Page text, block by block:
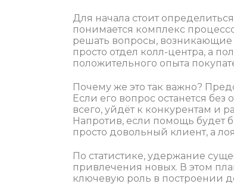
Для начала стоит
понимается комплекс
решать вопросы, возникающие
просто отдел колл-центра, а
положительного опыта
Почему же это так важно?
Если его вопрос останется
всего, уйдёт к конкурентам и
Напротив, если помощь будет
просто довольный клиент, а
По статистике, удержание
привлечения новых. В этом
ключевую роль в построении